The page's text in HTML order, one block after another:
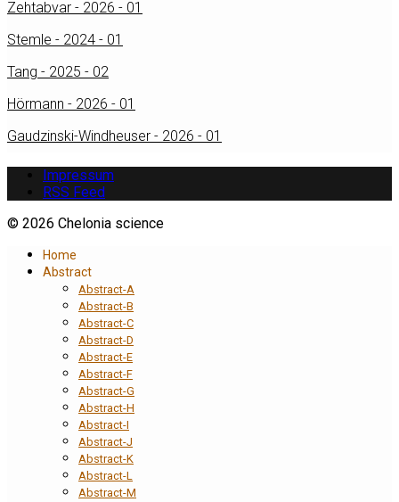
Zehtabvar - 2026 - 01
Stemle - 2024 - 01
Tang - 2025 - 02
Hörmann - 2026 - 01
Gaudzinski-Windheuser - 2026 - 01
Impressum
RSS Feed
© 2026 Chelonia science
Home
Abstract
Abstract-A
Abstract-B
Abstract-C
Abstract-D
Abstract-E
Abstract-F
Abstract-G
Abstract-H
Abstract-I
Abstract-J
Abstract-K
Abstract-L
Abstract-M